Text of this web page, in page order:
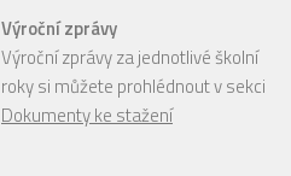
Výroční zprávy
Výroční zprávy za jednotlivé školní
roky si můžete prohlédnout v sekci
Dokumenty ke stažení